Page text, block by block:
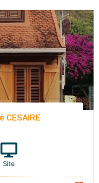
CESAIRE
Site